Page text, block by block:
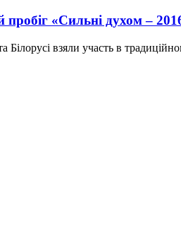
«Сильні духом –
Білорусі взяли участь в